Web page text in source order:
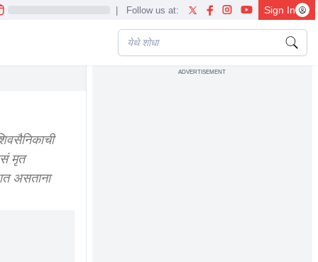
| Follow us at: Sign In
मृत
असताना
ADVERTISEMENT